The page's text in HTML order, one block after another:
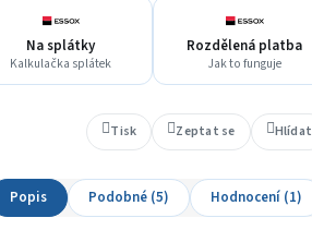
Na splátky
Kalkulačka splátek
Rozdělená platba
Jak to funguje
Tisk Zeptat se Hlídat
Popis Podobné (5) Hodnocení (1)